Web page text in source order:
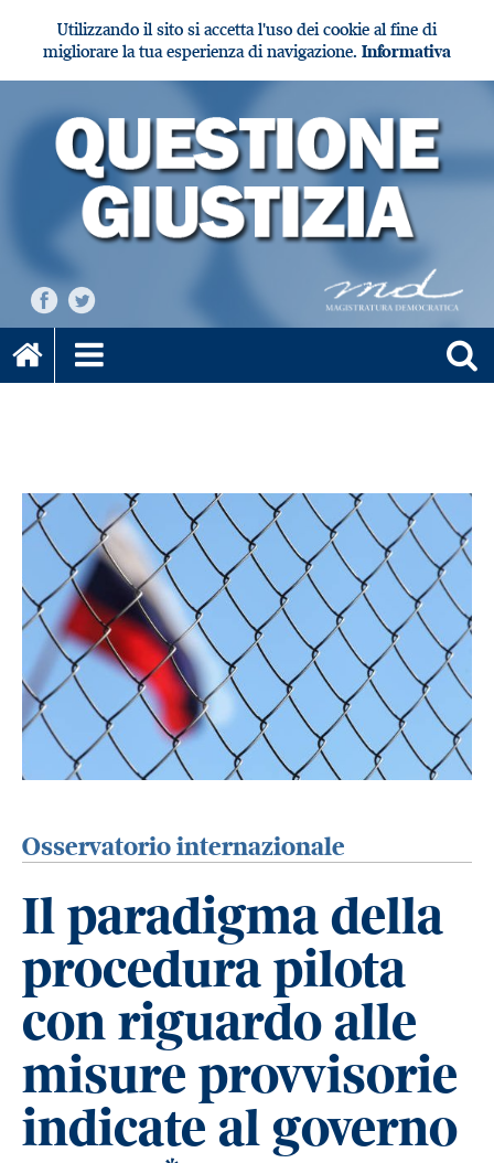
Utilizzando il sito si accetta l'uso dei cookie al fine di
migliorare la tua esperienza di navigazione. Informativa
Osservatorio internazionale
Il paradigma della
procedura pilota
con riguardo alle
misure provvisorie
indicate al governo